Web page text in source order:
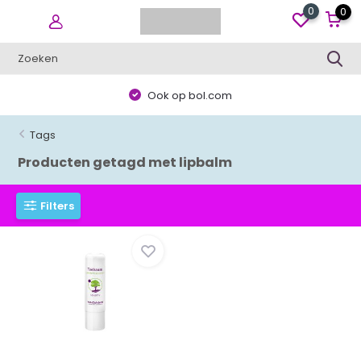
0 0
Ook op bol.com
Tags
Producten getagd met lipbalm
Filters